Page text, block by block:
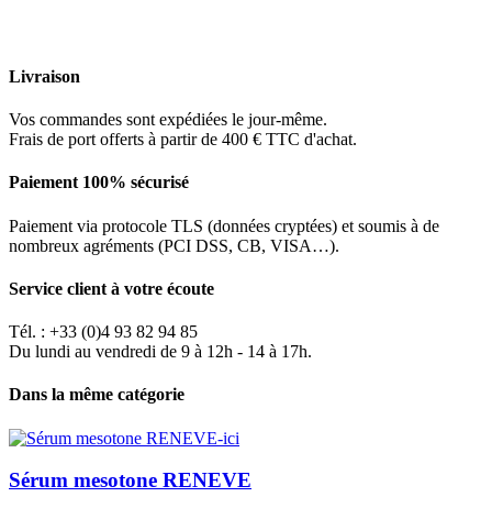
Livraison
Vos commandes sont expédiées le jour-même.
Frais de port offerts à partir de 400 € TTC d'achat.
Paiement 100% sécurisé
Paiement via protocole TLS (données cryptées) et soumis à de
nombreux agréments (PCI DSS, CB, VISA…).
Service client à votre écoute
Tél. : +33 (0)4 93 82 94 85
Du lundi au vendredi de 9 à 12h - 14 à 17h.
Dans la même catégorie
Sérum mesotone RENEVE